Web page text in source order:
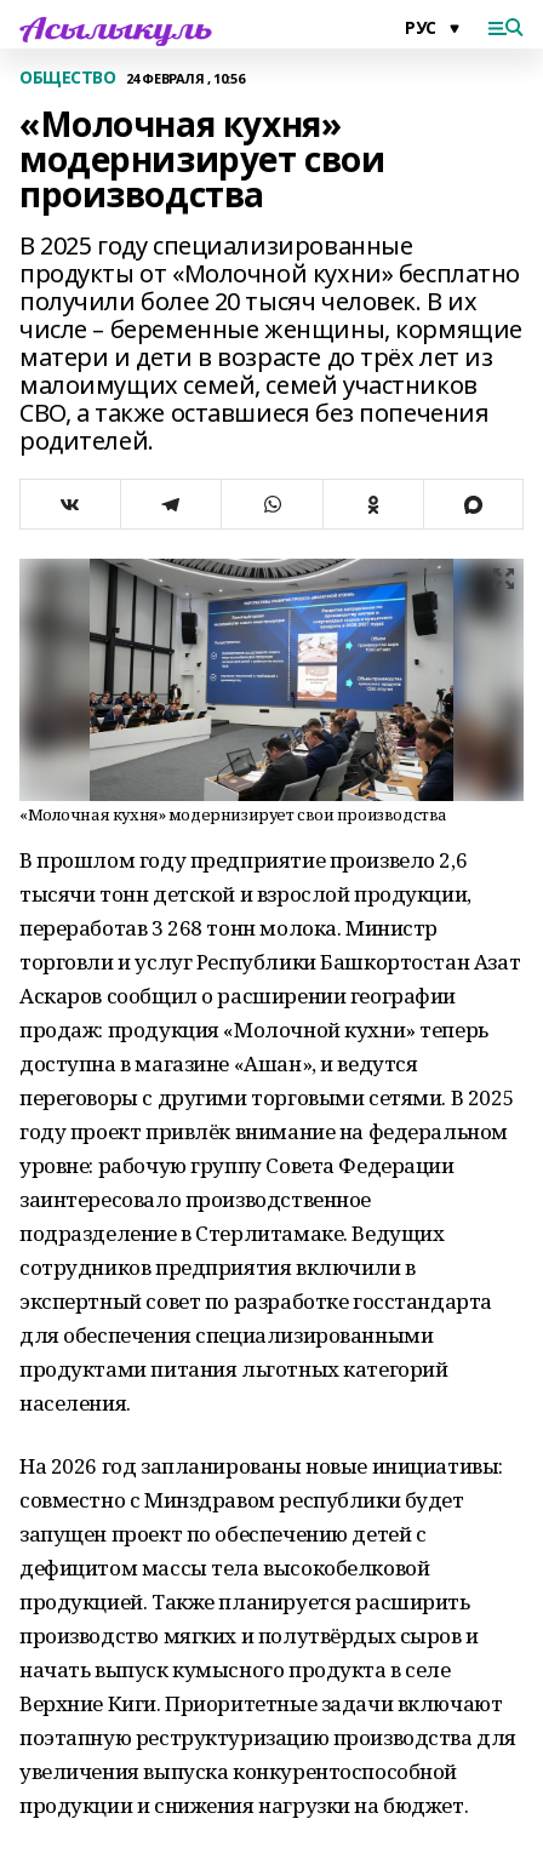
ОБЩЕСТВО 24 ФЕВРАЛЯ , 10:56
«Молочная кухня»
модернизирует свои
производства
В 2025 году специализированные
продукты от «Молочной кухни» бесплатно
получили более 20 тысяч человек. В их
числе – беременные женщины, кормящие
матери и дети в возрасте до трёх лет из
малоимущих семей, семей участников
СВО, а также оставшиеся без попечения
родителей.
«Молочная кухня» модернизирует свои производства
В прошлом году предприятие произвело 2,6
тысячи тонн детской и взрослой продукции,
переработав 3 268 тонн молока. Министр
торговли и услуг Республики Башкортостан Азат
Аскаров сообщил о расширении географии
продаж: продукция «Молочной кухни» теперь
доступна в магазине «Ашан», и ведутся
переговоры с другими торговыми сетями. В 2025
году проект привлёк внимание на федеральном
уровне: рабочую группу Совета Федерации
заинтересовало производственное
подразделение в Стерлитамаке. Ведущих
сотрудников предприятия включили в
экспертный совет по разработке госстандарта
для обеспечения специализированными
продуктами питания льготных категорий
населения.
На 2026 год запланированы новые инициативы:
совместно с Минздравом республики будет
запущен проект по обеспечению детей с
дефицитом массы тела высокобелковой
продукцией. Также планируется расширить
производство мягких и полутвёрдых сыров и
начать выпуск кумысного продукта в селе
Верхние Киги. Приоритетные задачи включают
поэтапную реструктуризацию производства для
увеличения выпуска конкурентоспособной
продукции и снижения нагрузки на бюджет.